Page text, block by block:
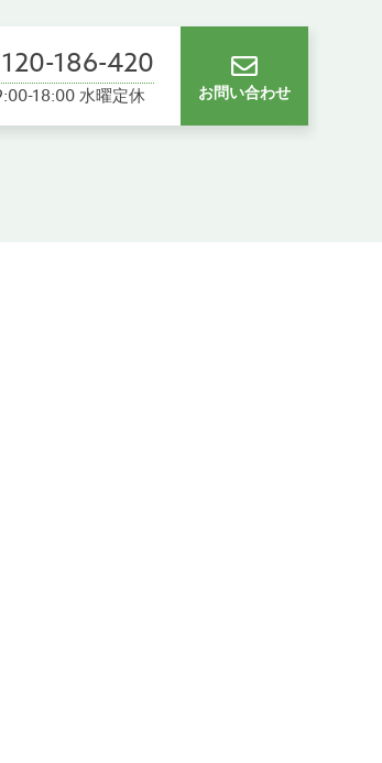
186-420
18:00 水曜定休 お問い合わせ